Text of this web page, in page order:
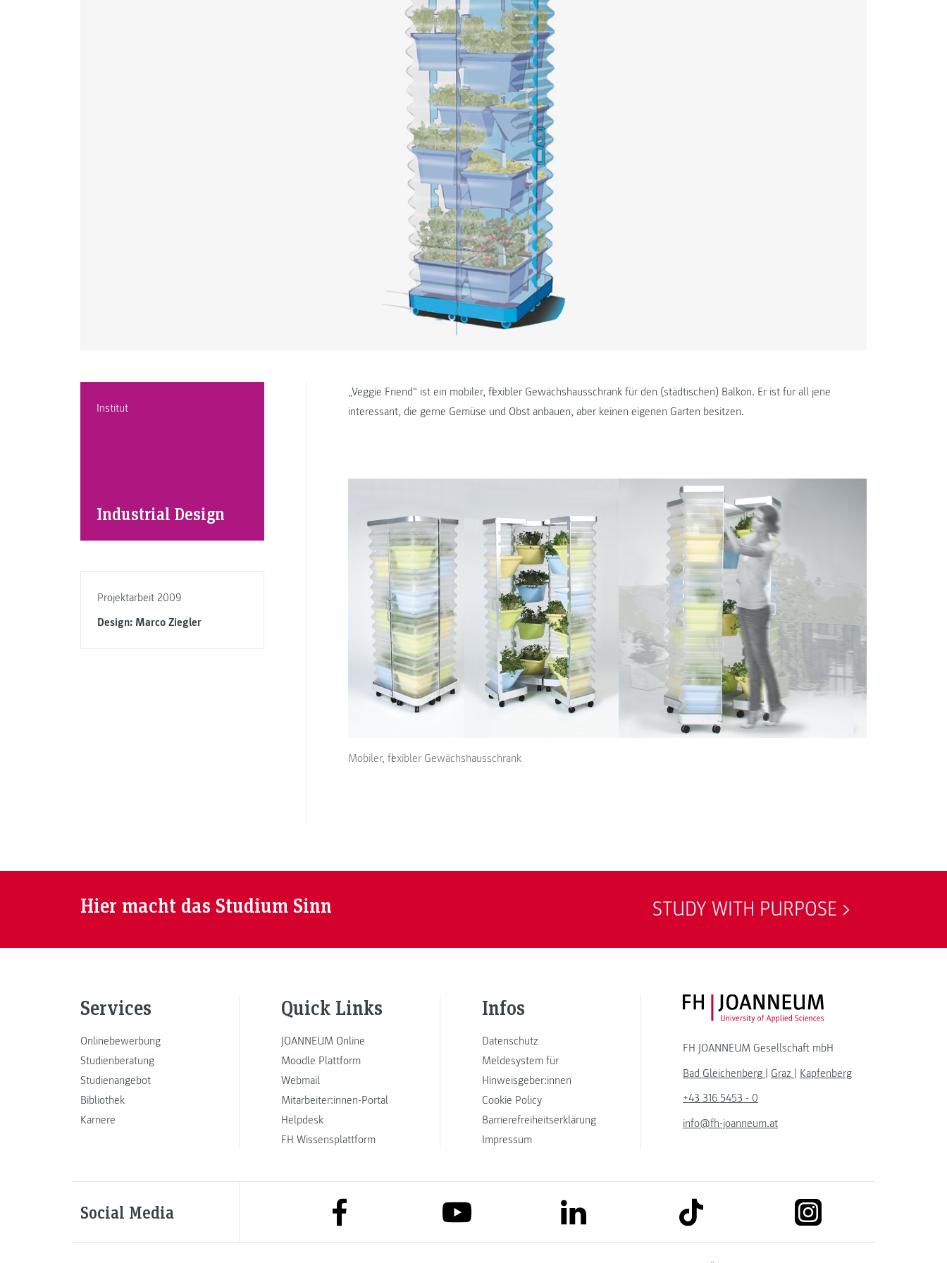
Institut
Industrial Design
Projektarbeit 2009
Design: Marco Ziegler
„Veggie Friend“ ist ein mobiler, flexibler Gewächshausschrank für den (städtischen) Balkon. Er ist für all jene
interessant, die gerne Gemüse und Obst anbauen, aber keinen eigenen Garten besitzen.
Mobiler, flexibler Gewächshausschrank
Hier macht das Studium Sinn STUDY WITH PURPOSE
Services
Onlinebewerbung
Studienberatung
Studienangebot
Bibliothek
Karriere
Quick Links
JOANNEUM Online
Moodle Plattform
Webmail
Mitarbeiter:innen-Portal
Helpdesk
FH Wissensplattform
Infos
Datenschutz
Meldesystem für
Hinweisgeber:innen
Cookie Policy
Barrierefreiheitserklärung
Impressum
FH JOANNEUM Logo
FH JOANNEUM Gesellschaft mbH
Bad Gleichenberg | Graz | Kapfenberg
+43 316 5453 - 0
info@fh-joanneum.at
Social Media link to facebook link to youtube link to linkedin link to tiktok link to instagram